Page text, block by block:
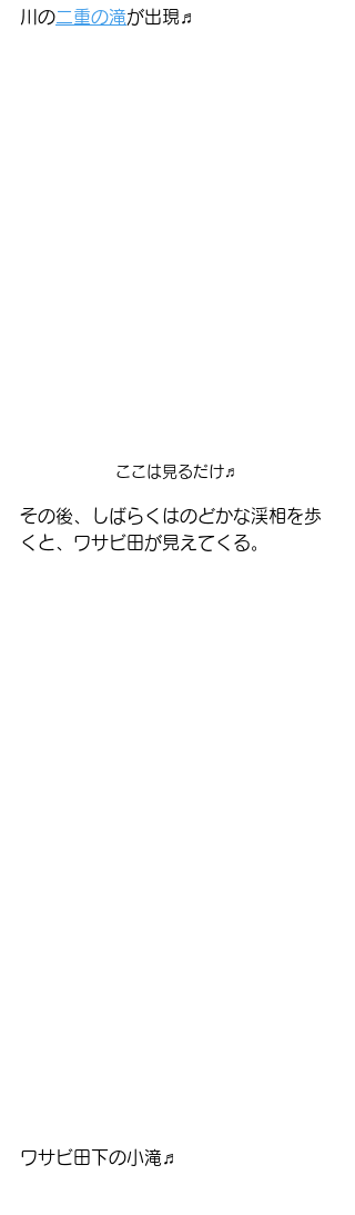
川の二重の滝が出現♬
ここは見るだけ♬
その後、しばらくはのどかな渓相を歩
くと、ワサビ田が見えてくる。
ワサビ田下の小滝♬